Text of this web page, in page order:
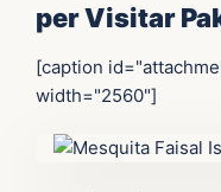
per Visitar
[caption
width="2560"]